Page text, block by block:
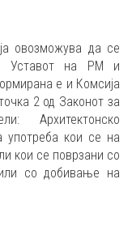
овозможува да се
Уставот на РМ и
е и Комсија
2 од Законот за
Архитектонско
употреба кои се на
кои се поврзани со
со добивање на